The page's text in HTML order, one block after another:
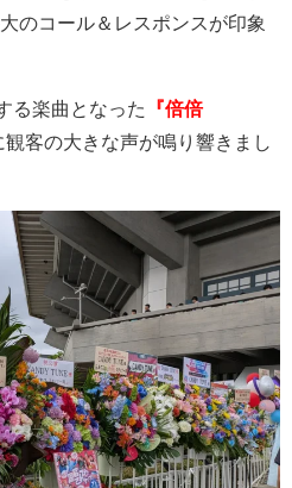
のコール＆レスポンスが印象
る楽曲となった
『倍倍
客の大きな声が鳴り響きまし